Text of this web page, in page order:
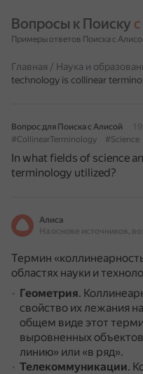
Вопросы к Поиску
Примеры ответов Поиска с
Главная / Наука и
technology is collinear
Вопрос для Поиска с Алисой
#CollinearTerminology
#Science
In what fields of science
terminology utilized?
Алиса
Термин
областях науки и
Геометрия.
свойство их лежания
общем виде этот
выровненных
линию» или «в ряд».
Телекоммуникации.